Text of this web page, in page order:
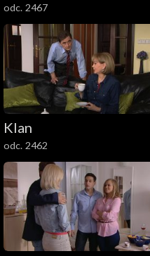
odc. 2467
Klan
odc. 2462